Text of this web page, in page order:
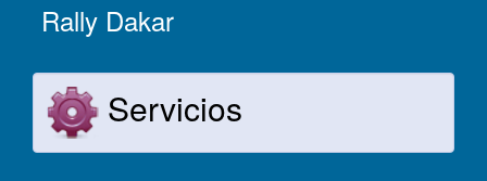
Rally Dakar
Servicios